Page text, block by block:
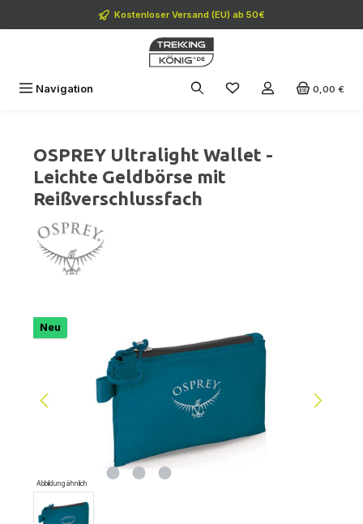
Zum Hauptinhalt springenKostenloser Versand (EU) ab 50€
Navigation 0,00 €
OSPREY Ultralight Wallet -
Leichte Geldbörse mit
Reißverschlussfach
Bildergalerie überspringen
Neu
Abbildung ähnlich